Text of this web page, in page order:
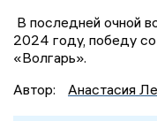
В последней очной
2024 году, победу
«Волгарь».
Автор:
Анастасия